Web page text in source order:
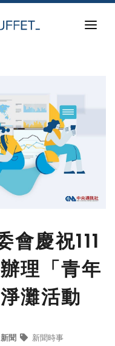
會慶祝111
理「青年
灘活動
新聞 新聞時事